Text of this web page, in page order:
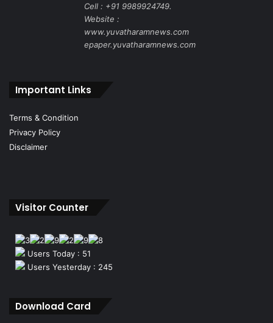
Cell : +91 9989924749.
Website :
www.yuvatharamnews.com
epaper.yuvatharamnews.com
Important Links
Terms & Condition
Privacy Policy
Disclaimer
Visitor Counter
Users Today : 51
Users Yesterday : 245
Download Card